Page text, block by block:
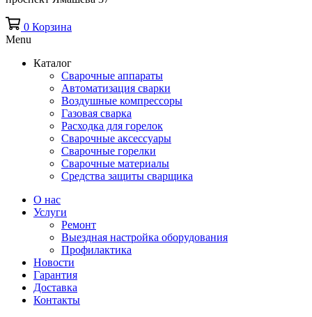
0 Корзина
Menu
Каталог
Сварочные аппараты
Автоматизация сварки
Воздушные компрессоры
Газовая сварка
Расходка для горелок
Сварочные аксессуары
Сварочные горелки
Сварочные материалы
Средства защиты сварщика
О нас
Услуги
Ремонт
Выездная настройка оборудования
Профилактика
Новости
Гарантия
Доставка
Контакты